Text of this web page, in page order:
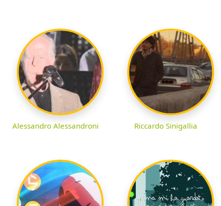
Alessandro Alessandroni Riccardo Sinigallia